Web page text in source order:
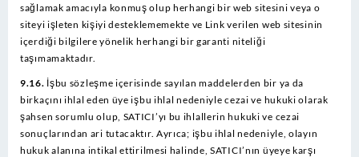
sağlamak amacıyla konmuş olup herhangi bir web sitesini veya o
siteyi işleten kişiyi desteklememekte ve Link verilen web sitesinin
içerdiği bilgilere yönelik herhangi bir garanti niteliği
taşımamaktadır.
9.16. İşbu sözleşme içerisinde sayılan maddelerden bir ya da
birkaçını ihlal eden üye işbu ihlal nedeniyle cezai ve hukuki olarak
şahsen sorumlu olup, SATICI’yı bu ihlallerin hukuki ve cezai
sonuçlarından ari tutacaktır. Ayrıca; işbu ihlal nedeniyle, olayın
hukuk alanına intikal ettirilmesi halinde, SATICI’nın üyeye karşı